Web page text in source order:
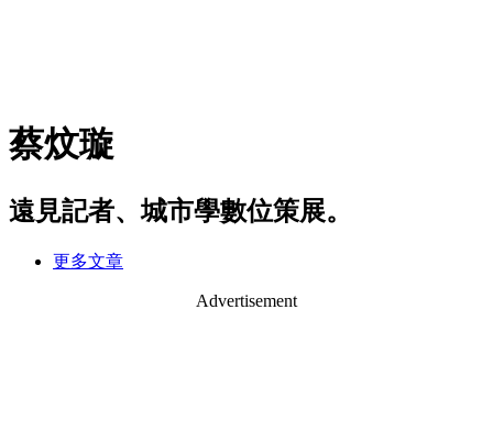
蔡炆璇
遠見記者、城市學數位策展。
更多文章
Advertisement